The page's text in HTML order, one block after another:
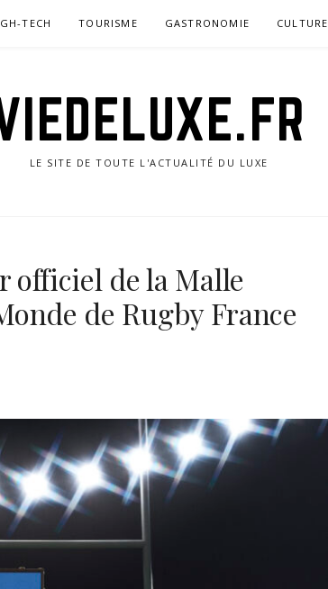
TECH TOURISME GASTRONOMIE CULTURE
LE SITE DE TOUTE L'ACTUALITÉ DU LUXE
officiel de la Malle
de Rugby France